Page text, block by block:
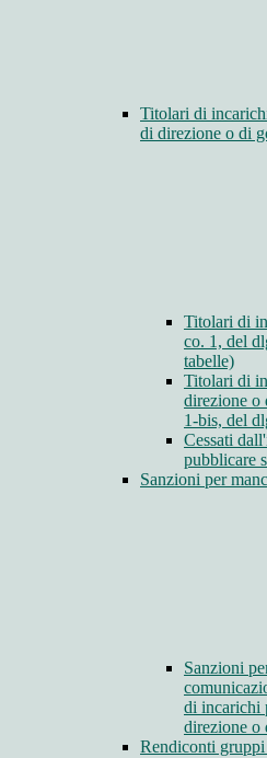
Titolari di
di direzione o di
Titolari di
co. 1, del
tabelle)
Titolari di
direzione o
1-bis, del
Cessati
pubblicare
Sanzioni per
Sanzioni
di incarichi
direzione o
Rendiconti